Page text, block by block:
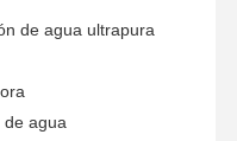
de agua ultrapura
de agua